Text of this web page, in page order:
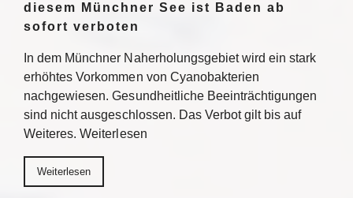
diesem Münchner See ist Baden ab
sofort verboten
In dem Münchner Naherholungsgebiet wird ein stark
erhöhtes Vorkommen von Cyanobakterien
nachgewiesen. Gesundheitliche Beeinträchtigungen
sind nicht ausgeschlossen. Das Verbot gilt bis auf
Weiteres. Weiterlesen
Weiterlesen